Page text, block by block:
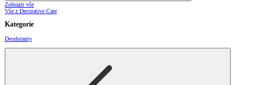
Zobrazit vše
Vše z Decorative Care
Kategorie
Deodoranty